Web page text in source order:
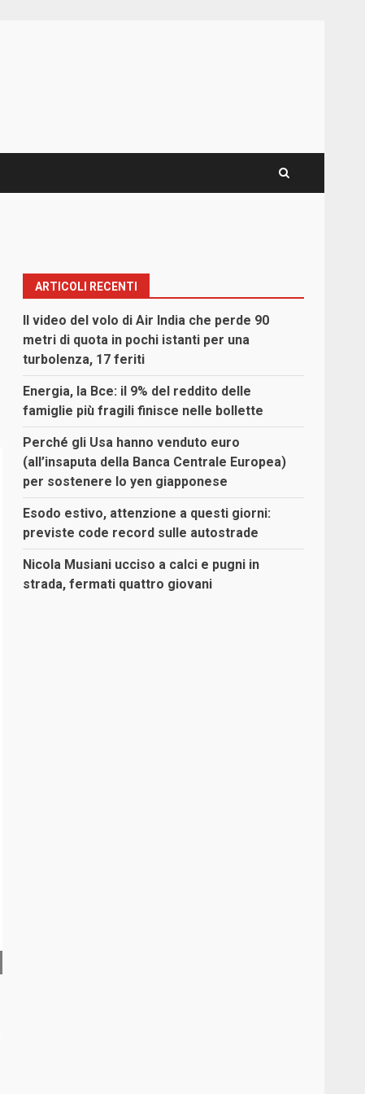
ARTICOLI RECENTI
Il video del volo di Air India che perde 90
metri di quota in pochi istanti per una
turbolenza, 17 feriti
Energia, la Bce: il 9% del reddito delle
famiglie più fragili finisce nelle bollette
Perché gli Usa hanno venduto euro
(all’insaputa della Banca Centrale Europea)
per sostenere lo yen giapponese
Esodo estivo, attenzione a questi giorni:
previste code record sulle autostrade
Nicola Musiani ucciso a calci e pugni in
strada, fermati quattro giovani